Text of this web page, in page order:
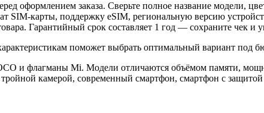
оформлением заказа. Сверьте полное название модели,
SIM-карты, поддержку eSIM, региональную версию
Гарантийный срок составляет 1 год — сохраните чек и
поможет выбрать оптимальный вариант под
и флагманы Mi. Модели отличаются объёмом памяти,
камерой, современный смартфон, смартфон с